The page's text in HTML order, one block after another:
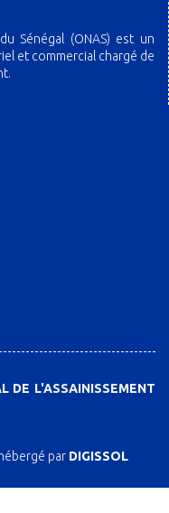
Sénégal (ONAS) est un
et commercial chargé de
DE L'ASSAINISSEMENT
par DIGISSOL